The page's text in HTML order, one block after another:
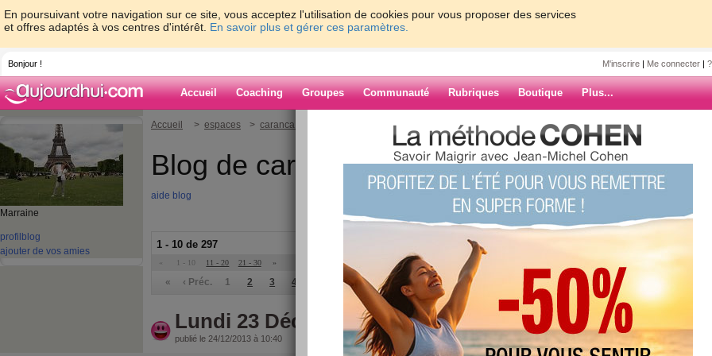
En poursuivant votre navigation sur ce site, vous acceptez l'utilisation de cookies pour vous proposer des services
et offres adaptés à vos centres d'intérêt. En savoir plus et gérer ces paramètres.
Bonjour ! M'inscrire | Me connecter |
Accueil Coaching Groupes Communauté Rubriques Boutique Plus...
Marraine
profil blog
ajouter de vos amies
Accueil > espaces > caranca17
Blog de caranca17
aide blog
1 - 10 de 297
« 1 - 10 11 - 20 21 - 30 »
« ‹ Préc. 1 2 3 4 7 8 9 10 Suiv. ›
Lundi 23 Décembre 2013
publié le 24/12/2013 à 10:40 ARCHIVES